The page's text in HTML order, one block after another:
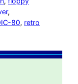
80, retro